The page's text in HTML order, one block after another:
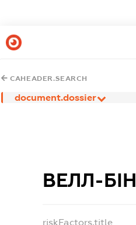
CAHEADER.SEARCH
document.dossier
ВЕЛЛ-БІН
riskFactors.title